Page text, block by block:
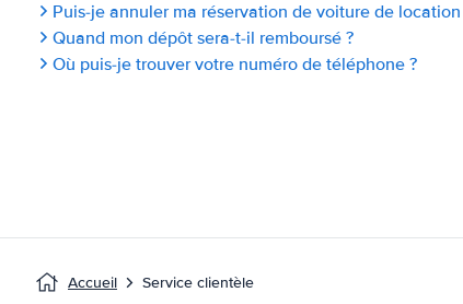
Puis-je annuler ma réservation de voiture de location
Quand mon dépôt sera-t-il remboursé ?
Où puis-je trouver votre numéro de téléphone ?
Accueil Service clientèle